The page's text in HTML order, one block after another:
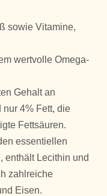
sowie Vitamine,
wertvolle Omega-
Gehalt an
4% Fett, die
Fettsäuren.
essentiellen
enthält Lecithin und
zahlreiche
Eisen.